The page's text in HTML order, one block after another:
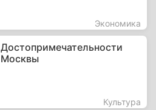
Экономика
Достопримечательности
Москвы
Культура